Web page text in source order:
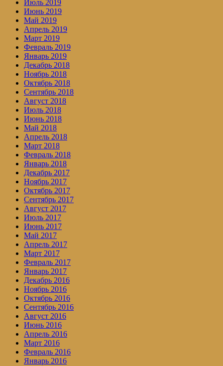
Июль 2019
Июнь 2019
Май 2019
Апрель 2019
Март 2019
Февраль 2019
Январь 2019
Декабрь 2018
Ноябрь 2018
Октябрь 2018
Сентябрь 2018
Август 2018
Июль 2018
Июнь 2018
Май 2018
Апрель 2018
Март 2018
Февраль 2018
Январь 2018
Декабрь 2017
Ноябрь 2017
Октябрь 2017
Сентябрь 2017
Август 2017
Июль 2017
Июнь 2017
Май 2017
Апрель 2017
Март 2017
Февраль 2017
Январь 2017
Декабрь 2016
Ноябрь 2016
Октябрь 2016
Сентябрь 2016
Август 2016
Июнь 2016
Апрель 2016
Март 2016
Февраль 2016
Январь 2016